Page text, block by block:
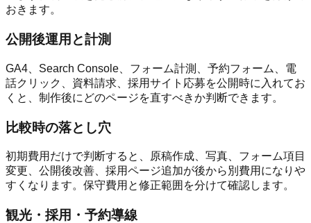
おきます。
公開後運用と計測
GA4、Search Console、フォーム計測、予約フォーム、電
話クリック、資料請求、採用サイト応募を公開時に入れてお
くと、制作後にどのページを直すべきか判断できます。
比較時の落とし穴
初期費用だけで判断すると、原稿作成、写真、フォーム項目
変更、公開後改善、採用ページ追加が後から別費用になりや
すくなります。保守費用と修正範囲を分けて確認します。
観光・採用・予約導線